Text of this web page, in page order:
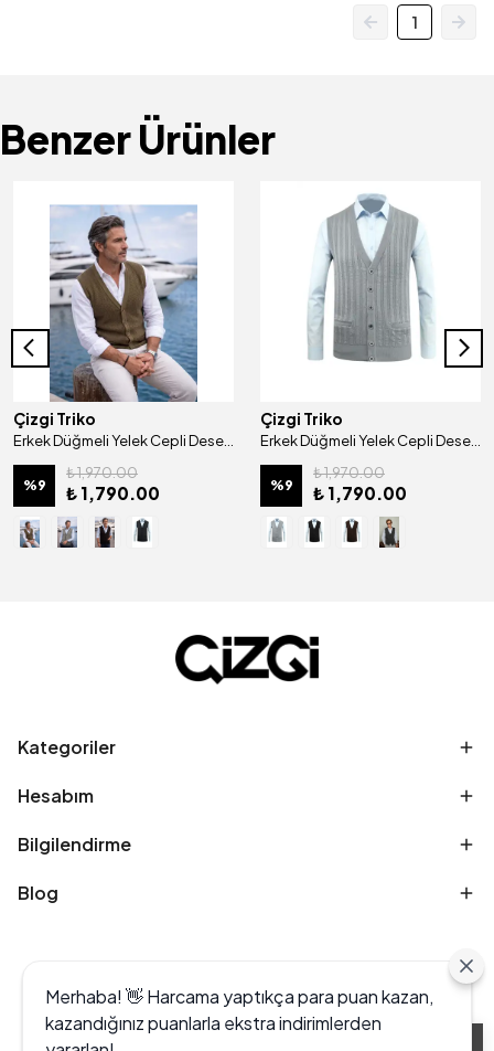
1
Benzer Ürünler
Çizgi Triko
Erkek Düğmeli Yelek Cepli Desenli Çelik Örgü Klasik Kalıp - 5205L
%9
₺ 1,970.00
₺ 1,790.00
Çizgi Triko
Erkek Düğmeli Yelek Cepli Desenli Çelik Örgü Klasik Kalıp - 5203L
%9
₺ 1,970.00
₺ 1,790.00
Kategoriler
Hesabım
Bilgilendirme
Blog
Merhaba! 👋 Harcama yaptıkça para puan kazan,
kazandığınız puanlarla ekstra indirimlerden